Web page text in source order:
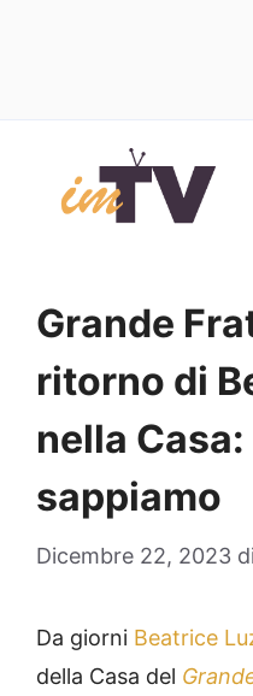
contenuto
Grande
ritorno di
nella
sappiamo
Dicembre 22, 2023 di
Da giorni Beatrice
della Casa del